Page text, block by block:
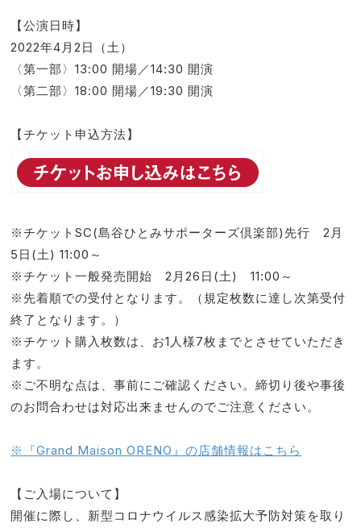
【公演日時】
2022年4月2日（土）
〈第一部〉13:00 開場／14:30 開演
〈第二部〉18:00 開場／19:30 開演
【チケット申込方法】
※チケットSC(島谷ひとみサポーターズ倶楽部)先行 2月
5日(土) 11:00～
※チケット一般発売開始 2月26日(土) 11:00～
※先着順での受付となります。（規定枚数に達し次第受付
終了となります。）
※チケット購入枚数は、お1人様7枚までとさせていただき
ます。
※ご不明な点は、事前にご確認ください。締切り後や事後
のお問合わせは対応出来ませんのでご注意ください。
※『Grand Maison ORENO』の店舗情報はこちら
【ご入場について】
開催に際し、新型コロナウイルス感染拡大予防対策を取り